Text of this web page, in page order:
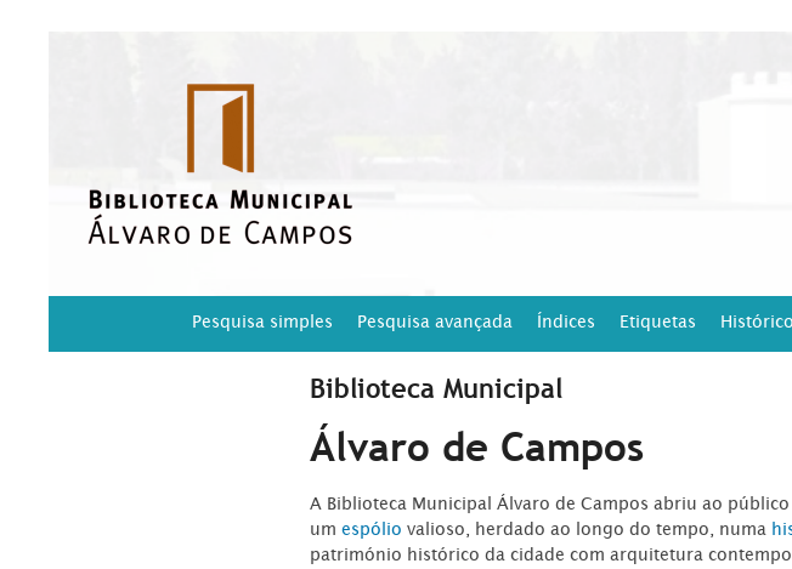
Pesquisa simples Pesquisa avançada Índices Etiquetas Histórico
Biblioteca Municipal
Álvaro de Campos
A Biblioteca Municipal Álvaro de Campos abriu ao
um espólio valioso, herdado ao longo do tempo, numa
património histórico da cidade com arquitetura